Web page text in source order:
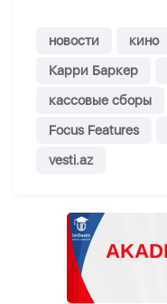
новости кино
Карри Баркер
кассовые сборы
Focus Features
vesti.az